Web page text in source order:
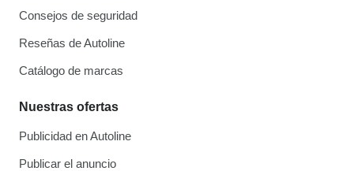
Consejos de seguridad
Reseñas de Autoline
Catálogo de marcas
Nuestras ofertas
Publicidad en Autoline
Publicar el anuncio